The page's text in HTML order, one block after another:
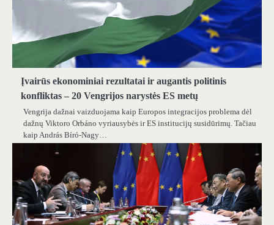
Įvairūs ekonominiai rezultatai ir augantis politinis
konfliktas – 20 Vengrijos narystės ES metų
Vengrija dažnai vaizduojama kaip Europos integracijos problema dėl
dažnų Viktoro Orbáno vyriausybės ir ES institucijų susidūrimų. Tačiau
kaip András Bíró-Nagy…